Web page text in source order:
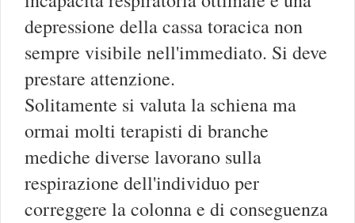
depressione della cassa toracica non
sempre visibile nell'immediato. Si deve
prestare attenzione.
Solitamente si valuta la schiena ma
ormai molti terapisti di branche
mediche diverse lavorano sulla
respirazione dell'individuo per
correggere la colonna e di conseguenza